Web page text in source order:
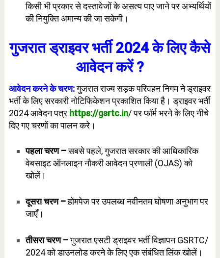
किसी भी प्रकार से दस्तावेजों के असत्य पाए जाने पर अभ्यर्थियों
की नियुक्ति अमान्य की जा सकेगी।
गुजरात ड्राइवर भर्ती 2024 के लिए कैसे
आवेदन करें ?
आवेदन करने के चरण:गुजरात राज्य सड़क परिवहन निगम ने ड्राइवर
भर्ती के लिए सरकारी नोटिफिकेशन प्रकाशित किया है। ड्राइवर भर्ती
2024 आवेदन पत्र https://gsrtc.in/ पर फॉर्म भरने के लिए नीचे
दिए गए चरणों का पालन करे।
पहला चरण –सबसे पहले, गुजरात सरकार की आधिकारिक
वेबसाइट ऑनलाइन नौकरी आवेदन प्रणाली (OJAS) को
खोलें।
दूसरा चरण –होमपेज पर उपलब्ध नवीनतम घोषणा अनुभाग पर
जाएँ।
तीसरा चरण –गुजरात एसटी ड्राइवर भर्ती विज्ञापन GSRTC/
2024 को डाउनलोड करने के लिए एक संबंधित लिंक खोलें।